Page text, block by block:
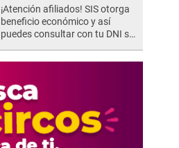
¡Atención afiliados! SIS otorga
beneficio económico y así
puedes consultar con tu DNI si